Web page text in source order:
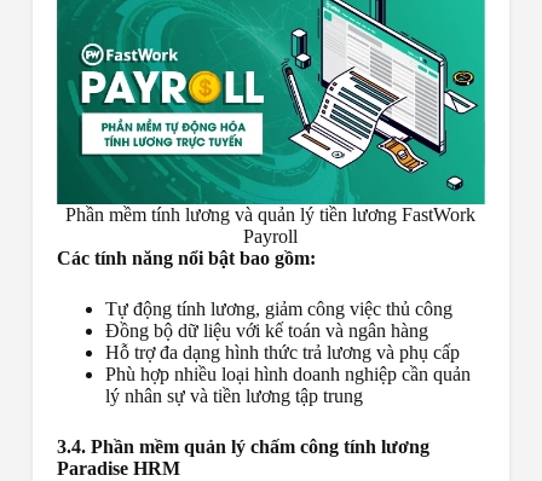
Phần mềm tính lương và quản lý tiền lương FastWork
Payroll
Các tính năng nổi bật bao gồm:
Tự động tính lương, giảm công việc thủ công
Đồng bộ dữ liệu với kế toán và ngân hàng
Hỗ trợ đa dạng hình thức trả lương và phụ cấp
Phù hợp nhiều loại hình doanh nghiệp cần quản
lý nhân sự và tiền lương tập trung
3.4. Phần mềm quản lý chấm công tính lương
Paradise HRM